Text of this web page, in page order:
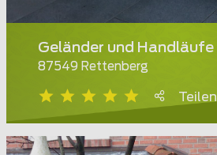
Geländer und Handläufe
87549 Rettenberg
Teilen